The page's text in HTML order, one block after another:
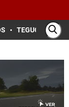
TEGUCIGALPA